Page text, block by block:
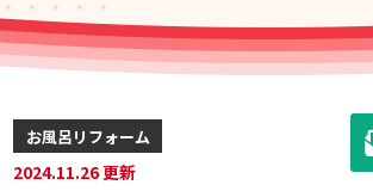
お風呂リフォーム
2024.11.26 更新